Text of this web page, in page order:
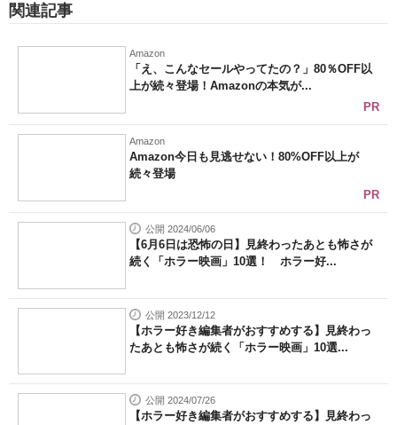
関連記事
Amazon
「え、こんなセールやってたの？」80％OFF以
上が続々登場！Amazonの本気が...
PR
Amazon
Amazon今日も見逃せない！80%OFF以上が
続々登場
PR
公開 2024/06/06
【6月6日は恐怖の日】見終わったあとも怖さが
続く「ホラー映画」10選！ ホラー好...
公開 2023/12/12
【ホラー好き編集者がおすすめする】見終わっ
たあとも怖さが続く「ホラー映画」10選...
公開 2024/07/26
【ホラー好き編集者がおすすめする】見終わっ